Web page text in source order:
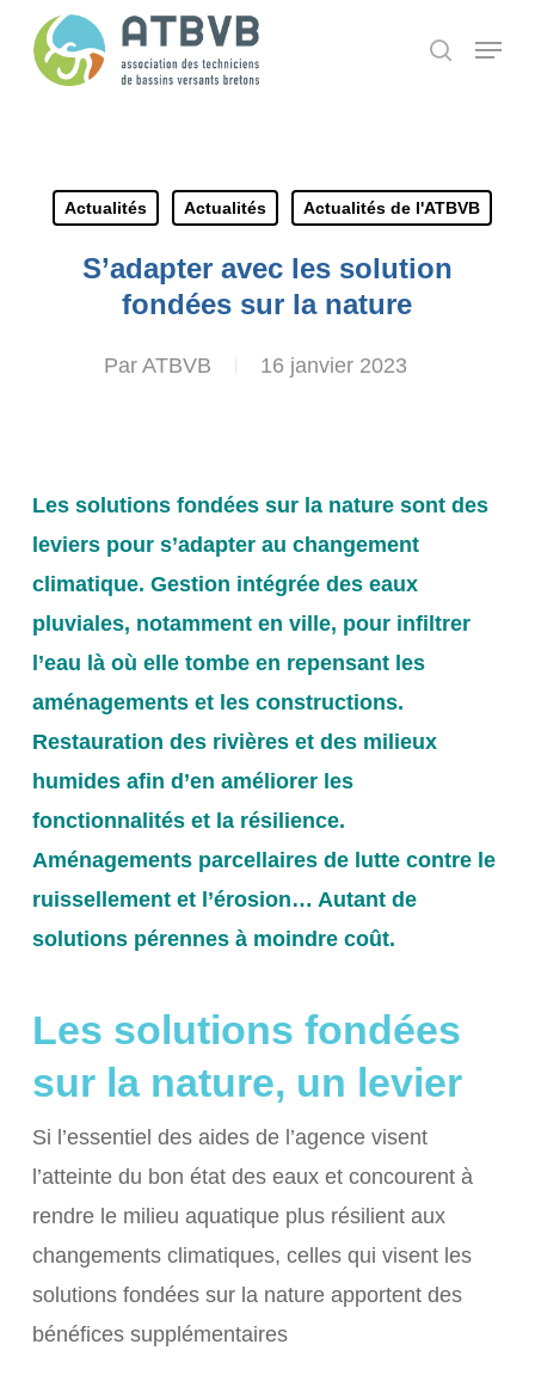
search
Menu
Actualités Actualités Actualités de l'ATBVB
S’adapter avec les solution
fondées sur la nature
Par ATBVB 16 janvier 2023
Les solutions fondées sur la nature sont des
leviers pour s’adapter au changement
climatique. Gestion intégrée des eaux
pluviales, notamment en ville, pour infiltrer
l’eau là où elle tombe en repensant les
aménagements et les constructions.
Restauration des rivières et des milieux
humides afin d’en améliorer les
fonctionnalités et la résilience.
Aménagements parcellaires de lutte contre le
ruissellement et l’érosion… Autant de
solutions pérennes à moindre coût.
Les solutions fondées
sur la nature, un levier
Si l’essentiel des aides de l’agence visent
l’atteinte du bon état des eaux et concourent à
rendre le milieu aquatique plus résilient aux
changements climatiques, celles qui visent les
solutions fondées sur la nature apportent des
bénéfices supplémentaires
Panneau de gestion des cookies